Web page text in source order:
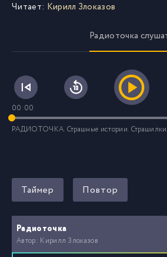
Читает: Кирилл Злоказов
Радиоточка
00:00
РАДИОТОЧКА. Страшные истории. Страшилки.
Таймер Повтор
Радиоточка
Автор: Кирилл Злоказов